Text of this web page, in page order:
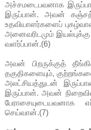
அச்சமடைபவனாக
இருப்பான். அவன்
உதவியாளர்களைப்
அனைவரிடமும்
வளர்ப்பான்.(6)
அவன் பிறருக்குத்
தகுதிகளையும்,
அலட்சியத்துடன்
இருப்பான். அவன்
பேராசையுடையவனாக
செய்வான்.(7)